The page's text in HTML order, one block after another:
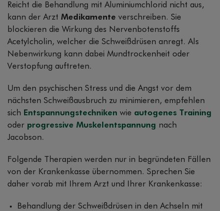
Reicht die Behandlung mit Aluminiumchlorid nicht aus,
kann der Arzt Medikamente verschreiben. Sie
blockieren die Wirkung des Nervenbotenstoffs
Acetylcholin, welcher die Schweißdrüsen anregt. Als
Nebenwirkung kann dabei Mundtrockenheit oder
Verstopfung auftreten.
Um den psychischen Stress und die Angst vor dem
nächsten Schweißausbruch zu minimieren, empfehlen
sich Entspannungstechniken wie autogenes Training
oder progressive Muskelentspannung nach
Jacobson.
Folgende Therapien werden nur in begründeten Fällen
von der Krankenkasse übernommen. Sprechen Sie
daher vorab mit Ihrem Arzt und Ihrer Krankenkasse:
Behandlung der Schweißdrüsen in den Achseln mit